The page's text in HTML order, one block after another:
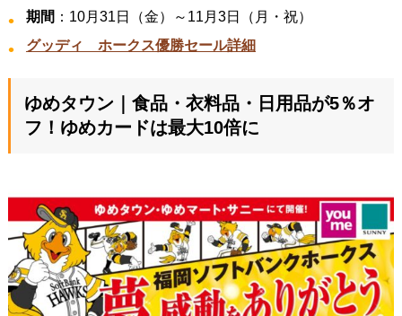
期間 ：10月31日（金）～11月3日（月・祝）
グッディ ホークス優勝セール詳細
ゆめタウン｜食品・衣料品・日用品が5％オ
フ！ゆめカードは最大10倍に